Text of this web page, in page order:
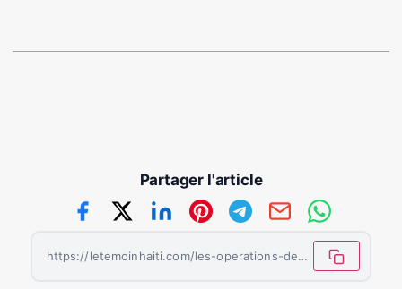
Partager l'article
https://letemoinhaiti.com/les-operations-de-sabotage-dans-les-regions-frontalieres-avec-la-russie-s-intensifient/